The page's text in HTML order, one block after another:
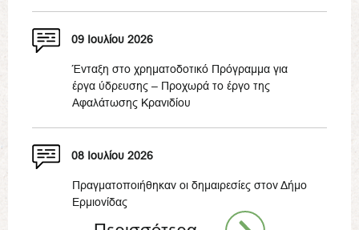
09 Ιουλίου 2026
Ένταξη στο χρηματοδοτικό Πρόγραμμα για
έργα ύδρευσης – Προχωρά το έργο της
Αφαλάτωσης Κρανιδίου
08 Ιουλίου 2026
Πραγματοποιήθηκαν οι δημαιρεσίες στον Δήμο
Ερμιονίδας